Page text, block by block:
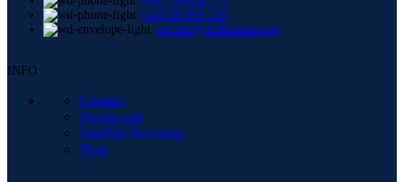
+4 0729 998 728
contact@shishamaster.ro
INFO
Contact
Despre noi
Intrebări frecvente
Blog